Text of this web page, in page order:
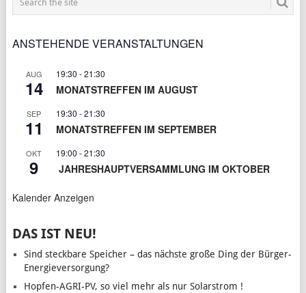
NAVIGATION
ANSTEHENDE VERANSTALTUNGEN
AUG
14
19:30 -21:30
MONATSTREFFEN IM AUGUST
SEP
11
19:30 -21:30
MONATSTREFFEN IM SEPTEMBER
OKT
9
19:00 -21:30
JAHRESHAUPTVERSAMMLUNG IM OKTOBER
Kalender Anzeigen
DAS IST NEU!
Sind steckbare Speicher – das nächste große Ding der Bürger-
Energieversorgung?
Hopfen-AGRI-PV, so viel mehr als nur Solarstrom !